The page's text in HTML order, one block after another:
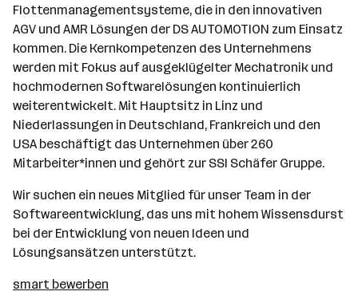
Flottenmanagementsysteme, die in den innovativen
AGV und AMR Lösungen der DS AUTOMOTION zum Einsatz
kommen. Die Kernkompetenzen des Unternehmens
werden mit Fokus auf ausgeklügelter Mechatronik und
hochmodernen Softwarelösungen kontinuierlich
weiterentwickelt. Mit Hauptsitz in Linz und
Niederlassungen in Deutschland, Frankreich und den
USA beschäftigt das Unternehmen über 260
Mitarbeiter*innen und gehört zur SSI Schäfer Gruppe.
Wir suchen ein neues Mitglied für unser Team in der
Softwareentwicklung, das uns mit hohem Wissensdurst
bei der Entwicklung von neuen Ideen und
Lösungsansätzen unterstützt.
smart bewerben